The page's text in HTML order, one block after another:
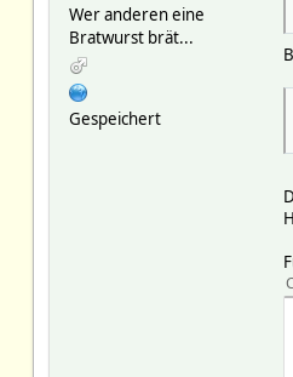
Wer anderen eine
Bratwurst brät...
Gespeichert